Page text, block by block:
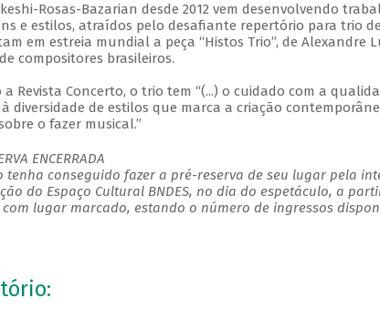
Rosas-Bazarian desde 2012 vem desenvolvendo
e estilos, atraídos pelo desafiante repertório para trio
em estreia mundial a peça “Histos Trio”, de Alexandre
compositores brasileiros.
a Revista Concerto, o trio tem “(...) o cuidado com a
diversidade de estilos que marca a criação
o fazer musical.”
ENCERRADA
tenha conseguido fazer a pré-reserva de seu lugar pela
do Espaço Cultural BNDES, no dia do espetáculo, a
com lugar marcado, estando o número de ingressos